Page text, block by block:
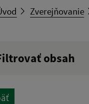
Zverejňovanie
obsah